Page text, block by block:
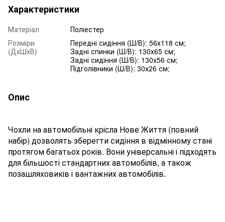
Характеристики
Матеріал
Поліестер
Розміри
(ДхШхВ)
Передні сидіння (Ш/В): 56х118 см;
Задні спинки (Ш/В): 130х65 см;
Задні сидіння (Ш/В): 130х56 см;
Підголівники (Ш/В): 30х26 см;
Опис
Чохли на автомобільні крісла Нове Життя (повний
набір) дозволять зберегти сидіння в відмінному стані
протягом багатьох років. Вони універсальні і підходять
для більшості стандартних автомобілів, а також
позашляховиків і вантажних автомобілів.